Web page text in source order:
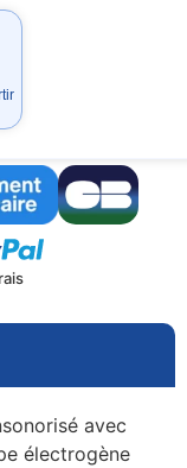
avec
électrogène